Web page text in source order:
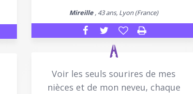
Mireille, 43 ans, Lyon (France)
Voir les seuls sourires de mes
nièces et de mon neveu, chaque